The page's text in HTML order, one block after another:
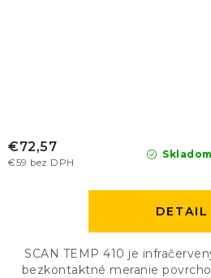
Skladom
€59 bez DPH
€72,57
DETAIL
SCAN TEMP 410 je
bezkontaktné meranie